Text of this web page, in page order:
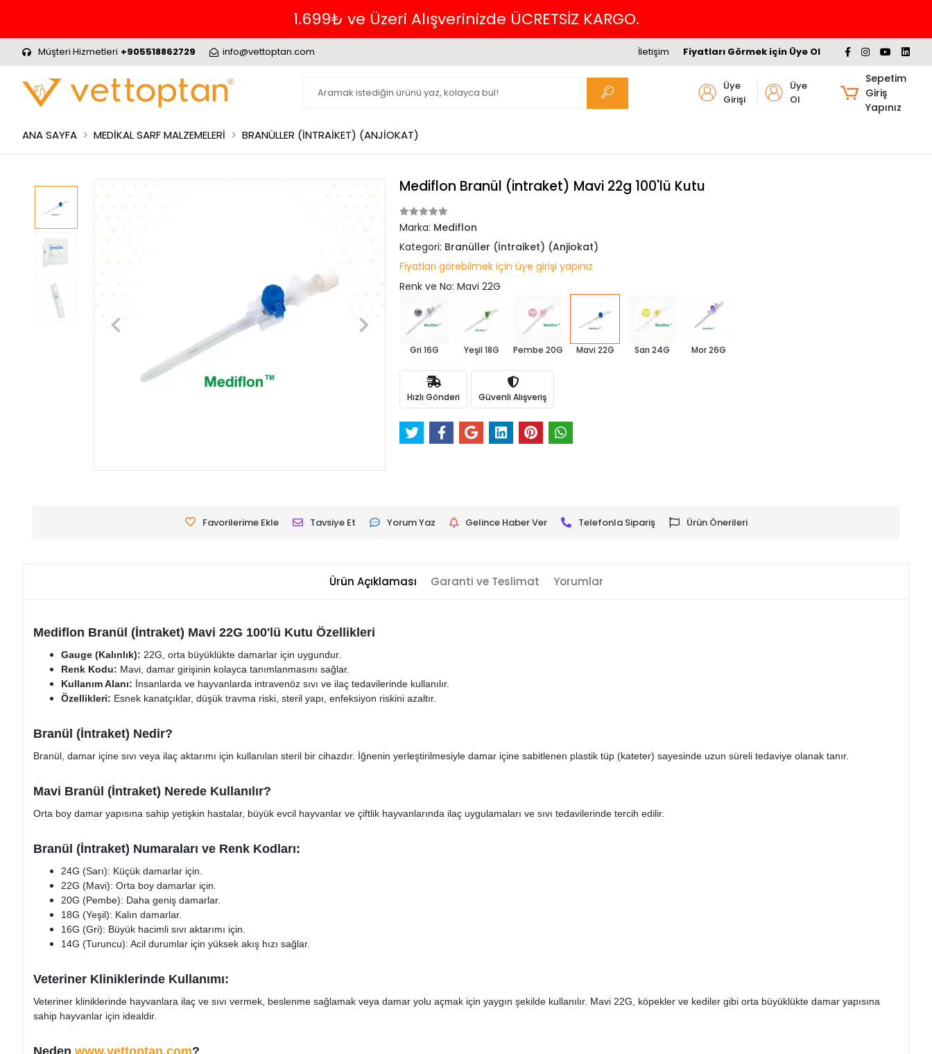
1.699₺ ve Üzeri Alışverinizde ÜCRETSİZ KARGO.
Müşteri Hizmetleri +905518862729 info@vettoptan.com Fiyatları Görmek için Üye Ol
İletişim
Üye
Girişi
Üye
Ol
Sepetim
Giriş
Yapınız
ANA SAYFA MEDİKAL SARF MALZEMELERİ BRANÜLLER (İNTRAİKET) (ANJİOKAT)
Mediflon Branül (intraket) Mavi 22g 100'lü Kutu
Marka: Mediflon
Kategori: Branüller (İntraiket) (Anjiokat)
Fiyatları görebilmek için üye girişi yapınız
Renk ve No: Mavi 22G
Gri 16G Yeşil 18G Pembe 20G Mavi 22G Sarı 24G Mor 26G
Hızlı Gönderi Güvenli Alışveriş
Favorilerime Ekle Tavsiye Et Yorum Yaz Gelince Haber Ver Telefonla Sipariş Ürün Önerileri
Ürün Açıklaması Garanti ve Teslimat Yorumlar
Mediflon Branül (İntraket) Mavi 22G 100'lü Kutu Özellikleri
Gauge (Kalınlık): 22G, orta büyüklükte damarlar için uygundur.
Renk Kodu: Mavi, damar girişinin kolayca tanımlanmasını sağlar.
Kullanım Alanı: İnsanlarda ve hayvanlarda intravenöz sıvı ve ilaç tedavilerinde kullanılır.
Özellikleri: Esnek kanatçıklar, düşük travma riski, steril yapı, enfeksiyon riskini azaltır.
Branül (İntraket) Nedir?
Branül, damar içine sıvı veya ilaç aktarımı için kullanılan steril bir cihazdır. İğnenin yerleştirilmesiyle damar içine sabitlenen plastik tüp (kateter) sayesinde uzun süreli tedaviye olanak tanır.
Mavi Branül (İntraket) Nerede Kullanılır?
Orta boy damar yapısına sahip yetişkin hastalar, büyük evcil hayvanlar ve çiftlik hayvanlarında ilaç uygulamaları ve sıvı tedavilerinde tercih edilir.
Branül (İntraket) Numaraları ve Renk Kodları:
24G (Sarı): Küçük damarlar için.
22G (Mavi): Orta boy damarlar için.
20G (Pembe): Daha geniş damarlar.
18G (Yeşil): Kalın damarlar.
16G (Gri): Büyük hacimli sıvı aktarımı için.
14G (Turuncu): Acil durumlar için yüksek akış hızı sağlar.
Veteriner Kliniklerinde Kullanımı:
Veteriner kliniklerinde hayvanlara ilaç ve sıvı vermek, beslenme sağlamak veya damar yolu açmak için yaygın şekilde kullanılır. Mavi 22G, köpekler ve kediler gibi orta büyüklükte damar yapısına
sahip hayvanlar için idealdir.
Neden www.vettoptan.com?